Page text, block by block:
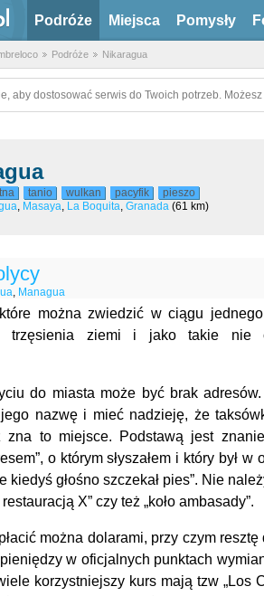
Podróże Miejsca Pomysły
Podróże Nikaragua
aby dostosować serwis do Twoich potrzeb.
tanio wulkan pacyfik
pieszo
, Masaya, La Boquita, Granada (61 km)
, Managua
można zwiedzić w ciągu jednego
trzęsienia ziemi i jako takie nie
do miasta może być brak
nazwę i mieć nadzieję, że
to miejsce. Podstawą jest
o którym słyszałem i który był w
kiedyś głośno szczekał pies”. Nie
X” czy też „koło ambasady”.
można dolarami, przy czym
w oficjalnych punktach
korzystniejszy kurs mają tzw „Los